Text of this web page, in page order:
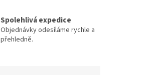
Spolehlivá expedice
Objednávky odesíláme rychle a
přehledně.